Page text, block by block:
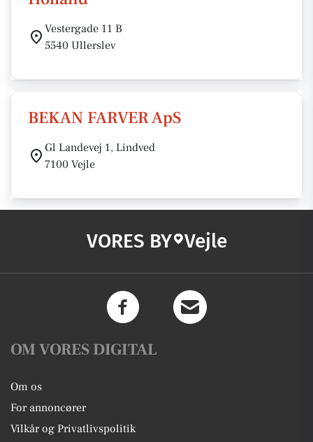
Vestergade 11 B
5540 Ullerslev
BEKAN FARVER ApS
Gl Landevej 1, Lindved
7100 Vejle
VORES BY Vejle
OM VORES DIGITAL
Om os
For annoncører
Vilkår og Privatlivspolitik